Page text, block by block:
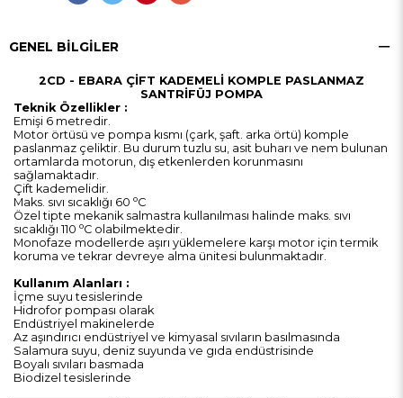
GENEL BILGILER
2CD - EBARA ÇİFT KADEMELİ KOMPLE PASLANMAZ
SANTRİFÜJ POMPA
Teknik Özellikler :
Emişi 6 metredir.
Motor örtüsü ve pompa kısmı (çark, şaft. arka örtü) komple
paslanmaz çeliktir. Bu durum tuzlu su, asit buharı ve nem bulunan
ortamlarda motorun, dış etkenlerden korunmasını
sağlamaktadır.
Çift kademelidir.
Maks. sıvı sıcaklığı 60 oC
Özel tipte mekanik salmastra kullanılması halinde maks. sıvı
sıcaklığı 110 oC olabilmektedir.
Monofaze modellerde aşırı yüklemelere karşı motor için termik
koruma ve tekrar devreye alma ünitesi bulunmaktadır.
Kullanım Alanları :
İçme suyu tesislerinde
Hidrofor pompası olarak
Endüstriyel makinelerde
Az aşındırıcı endüstriyel ve kimyasal sıvıların basılmasında
Salamura suyu, deniz suyunda ve gıda endüstrisinde
Boyalı sıvıları basmada
Biodizel tesislerinde